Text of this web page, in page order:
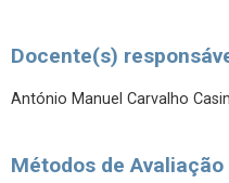
Docente(s)
António Manuel Carvalho
Métodos de Avaliação